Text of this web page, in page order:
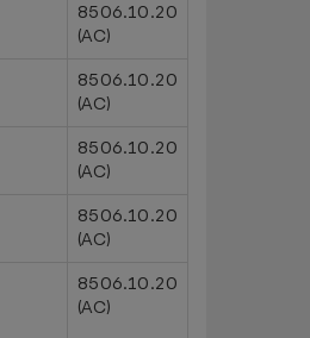
8506.10.20
(AC)
8506.10.20
(AC)
8506.10.20
(AC)
8506.10.20
(AC)
8506.10.20
(AC)